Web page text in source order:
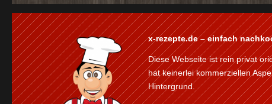
x-rezepte.de – einfach
Diese Webseite ist rein privat
hat keinerlei kommerziellen
Hintergrund.